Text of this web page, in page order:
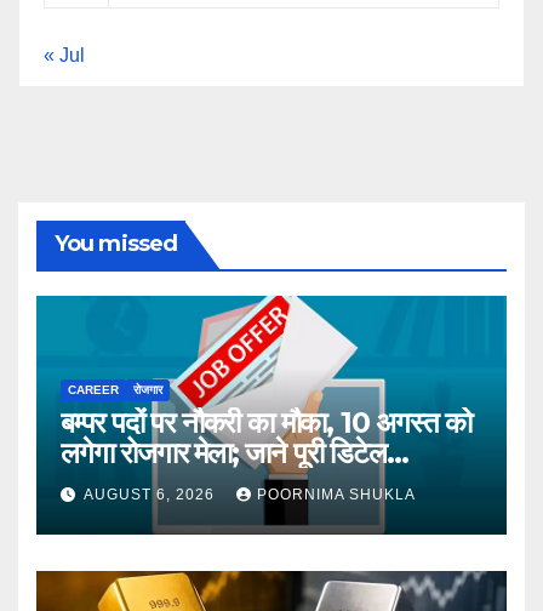
« Jul
You missed
CAREER रोजगार
बम्पर पदों पर नौकरी का मौका, 10 अगस्त को
लगेगा रोजगार मेला; जाने पूरी डिटेल…
AUGUST 6, 2026 POORNIMA SHUKLA